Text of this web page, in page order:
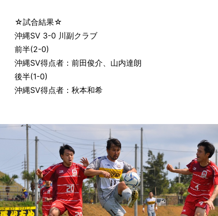
☆試合結果☆
沖縄SV 3-0 川副クラブ
前半(2-0)
沖縄SV得点者：前田俊介、山内達朗
後半(1-0)
沖縄SV得点者：秋本和希